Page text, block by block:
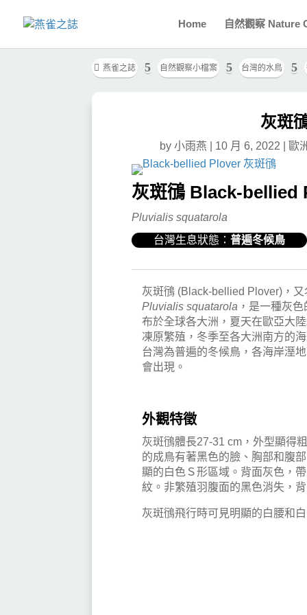
Home 自然觀察 Nature
 燕雀之誌 5 自然觀察小檔案 5 台灣的水鳥 5
灰斑
by小雨燕 10 月 6, 2022 歐
灰斑鴴 Black-bellied
Pluvialis squatarola
台灣生息狀態：普遍冬候鳥
灰斑鴴 (Black-bellied Plover)，
Pluvialis squatarola ，是一種灰
布於全球各大洲，夏天在歐亞大
凍原繁殖，冬季至各大洲南方的
台灣為普遍的冬候鳥，各海岸溼
會出現。
外觀特徵
灰斑鴴體長27-31 cm，外型顯得
的成鳥有著黑色的臉、胸部和腹
顯的白色Ｓ形區域。背面灰色，
紋。非繁殖羽腹面的黑色消失，
灰斑鴴飛行時可見明顯的白腰和